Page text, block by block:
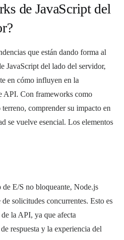
de JavaScript del
que están dando forma al
JavaScript del lado del servidor,
en cómo influyen en la
API. Con frameworks como
terreno, comprender su impacto en
se vuelve esencial. Los elementos
E/S no bloqueante, Node.js
solicitudes concurrentes. Esto es
la API, ya que afecta
respuesta y la experiencia del